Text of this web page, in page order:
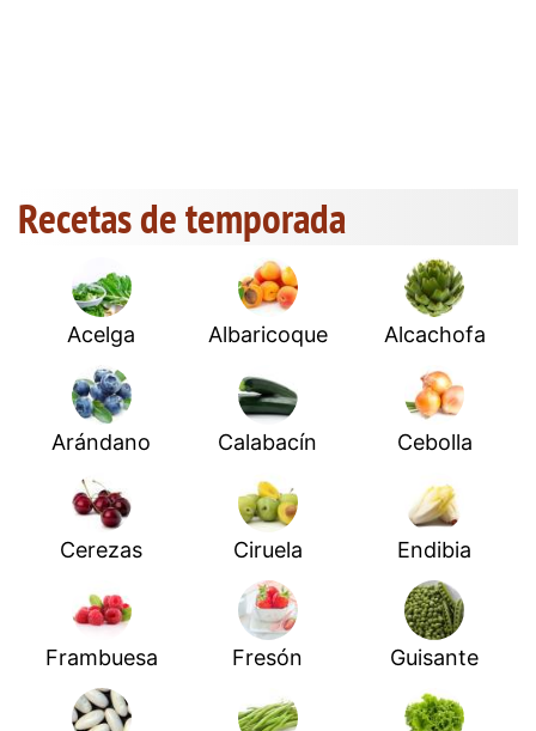
Recetas de temporada
Acelga Albaricoque Alcachofa
Arándano Calabacín Cebolla
Cerezas Ciruela Endibia
Frambuesa Fresón Guisante